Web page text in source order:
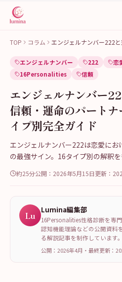
TOP コラム エンジェルナンバー222
エンジェルナンバー 222 恋
16Personalities
信頼
エンジェルナンバー
信頼・運命のパート
イプ別完全ガイド
エンジェルナンバー222は恋愛にお
の最強サイン。16タイプ別の解釈を
約25分公開： 2026年5月15日更新：
Lu Lumina編集部
16Personalities性格診断を専
認知機能理論などの公開資料
る解説記事を制作しています。
公開：2026年4月 ・ 最終更新：